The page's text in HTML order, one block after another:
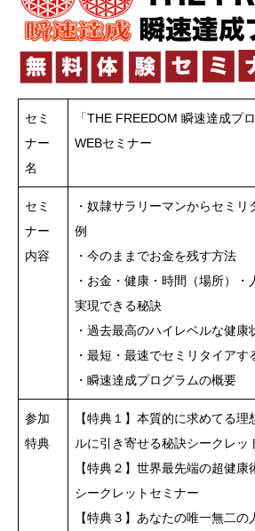
セミ
ナー
名
「THE FREEDOM 瞬速達成プ
WEBセミナー
セミ
ナー
内容
・奴隷サラリーマンからセミ
例
・今のままでお金を残す方法
・お金・健康・時間（場所）
実現できる秘訣
・過去最高のハイレベルな健
・最短・最速でセミリタイアす
・瞬速達成プログラムの概要
参加
特典
【特典１】本質的に求めてる
ルに引き寄せる秘訣シークレッ
【特典２】世界最先端の超健
シークレットセミナー
【特典３】あなたの唯一無二